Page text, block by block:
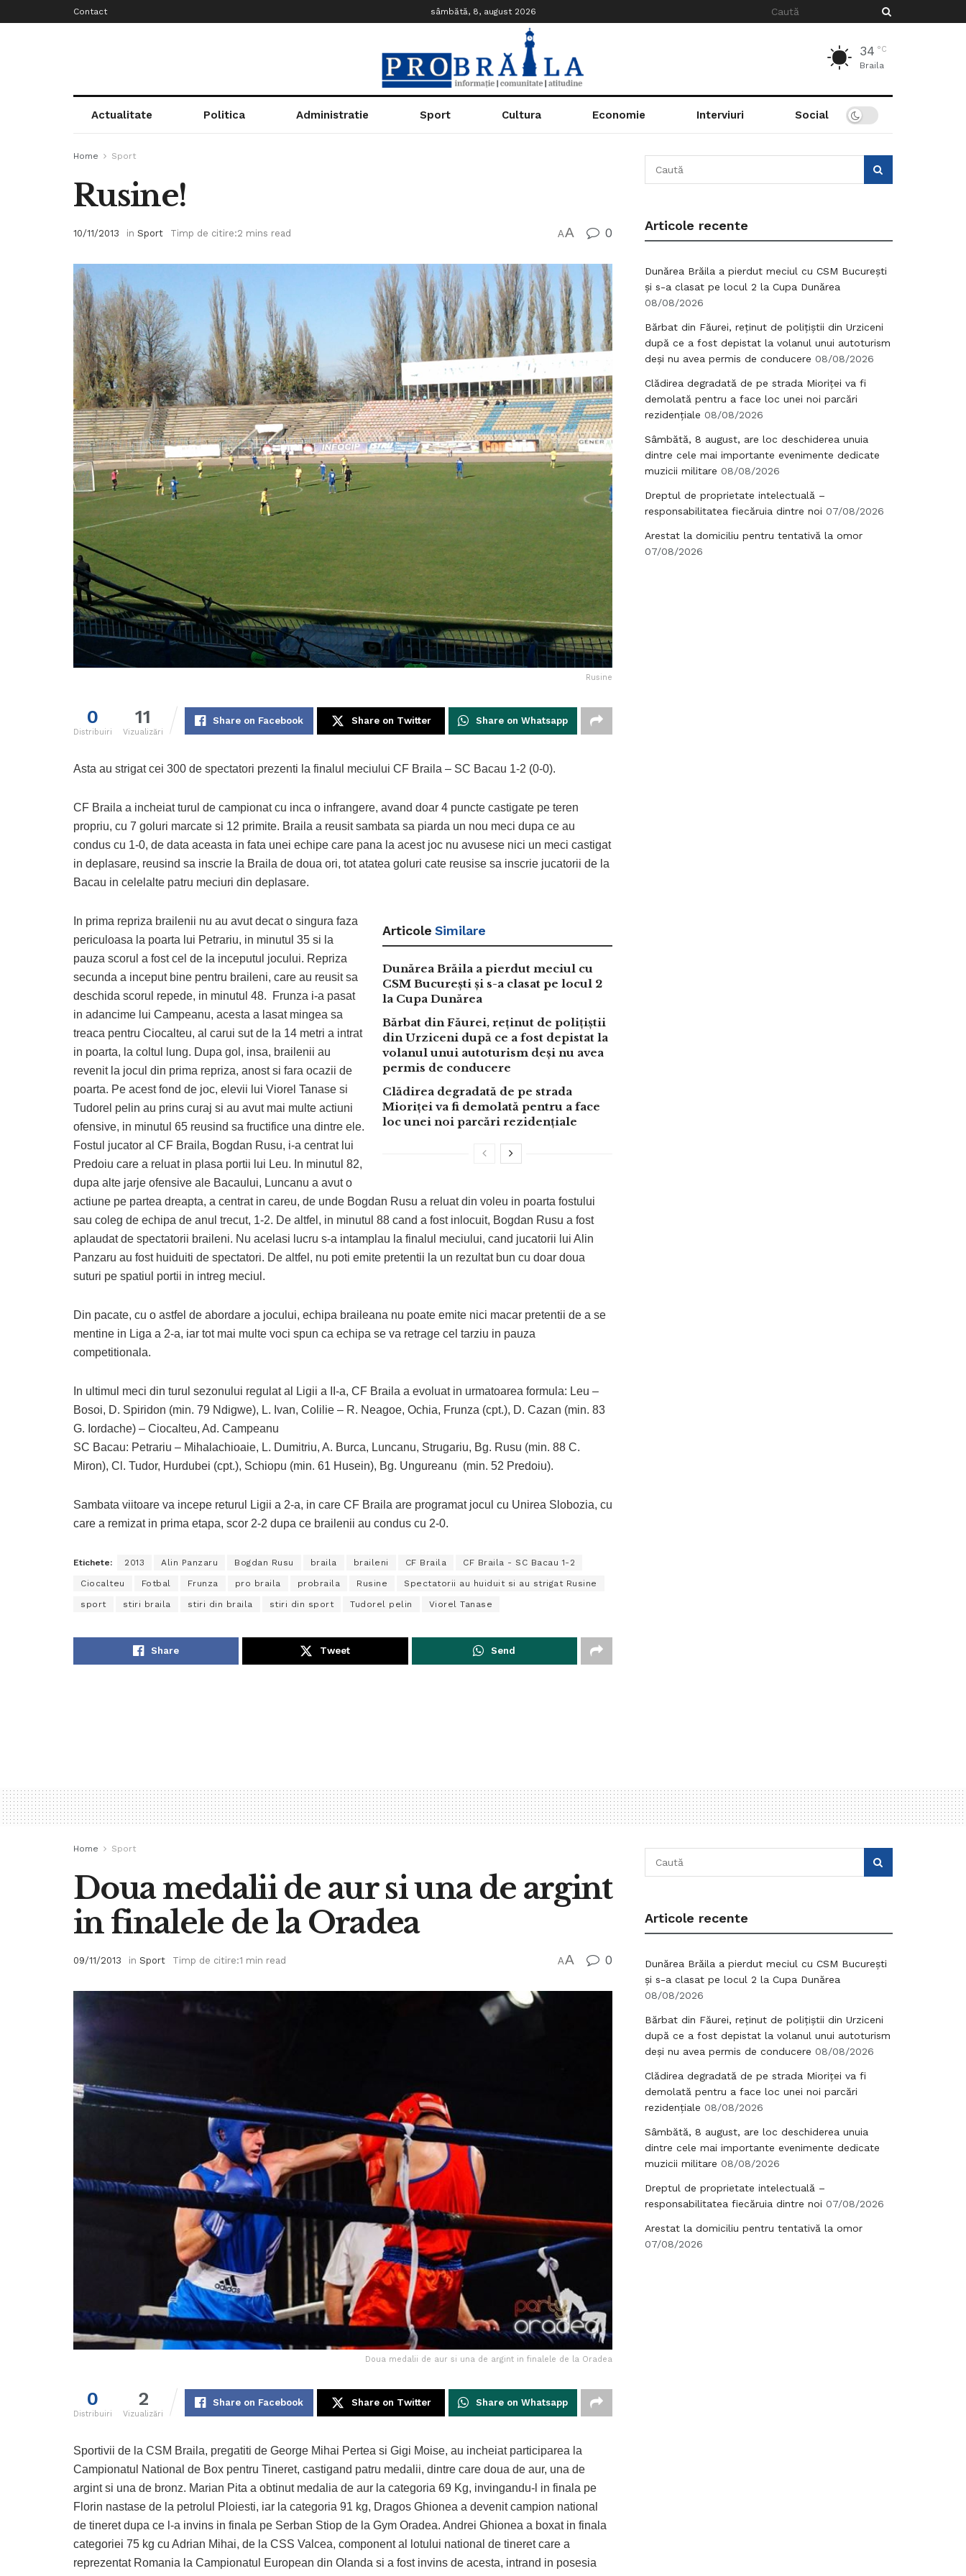
Contact sâmbătă, 8, august 2026
34 °C
Braila
Actualitate Politica Administratie Sport Cultura Economie Interviuri Social
Home Sport
Rusine!
10/11/2013 in Sport Timp de citire:2 mins read AA 0
Rusine
0
Distribuiri
11
Vizualizări
Share on Facebook Share on Twitter Share on Whatsapp
Asta au strigat cei 300 de spectatori prezenti la finalul meciului CF Braila – SC Bacau 1-2 (0-0).
CF Braila a incheiat turul de campionat cu inca o infrangere, avand doar 4 puncte castigate pe teren
propriu, cu 7 goluri marcate si 12 primite. Braila a reusit sambata sa piarda un nou meci dupa ce au
condus cu 1-0, de data aceasta in fata unei echipe care pana la acest joc nu avusese nici un meci castigat
in deplasare, reusind sa inscrie la Braila de doua ori, tot atatea goluri cate reusise sa inscrie jucatorii de la
Bacau in celelalte patru meciuri din deplasare.
Articole Similare
Dunărea Brăila a pierdut meciul cu
CSM București și s-a clasat pe locul 2
la Cupa Dunărea
Bărbat din Făurei, reținut de polițiștii
din Urziceni după ce a fost depistat la
volanul unui autoturism deși nu avea
permis de conducere
Clădirea degradată de pe strada
Mioriței va fi demolată pentru a face
loc unei noi parcări rezidențiale
In prima repriza brailenii nu au avut decat o singura faza
periculoasa la poarta lui Petrariu, in minutul 35 si la
pauza scorul a fost cel de la inceputul jocului. Repriza
secunda a inceput bine pentru braileni, care au reusit sa
deschida scorul repede, in minutul 48. Frunza i-a pasat
in adancime lui Campeanu, acesta a lasat mingea sa
treaca pentru Ciocalteu, al carui sut de la 14 metri a intrat
in poarta, la coltul lung. Dupa gol, insa, brailenii au
revenit la jocul din prima repriza, anost si fara ocazii de
poarta. Pe acest fond de joc, elevii lui Viorel Tanase si
Tudorel pelin au prins curaj si au avut mai multe actiuni
ofensive, in minutul 65 reusind sa fructifice una dintre ele.
Fostul jucator al CF Braila, Bogdan Rusu, i-a centrat lui
Predoiu care a reluat in plasa portii lui Leu. In minutul 82,
dupa alte jarje ofensive ale Bacaului, Luncanu a avut o
actiune pe partea dreapta, a centrat in careu, de unde Bogdan Rusu a reluat din voleu in poarta fostului
sau coleg de echipa de anul trecut, 1-2. De altfel, in minutul 88 cand a fost inlocuit, Bogdan Rusu a fost
aplaudat de spectatorii braileni. Nu acelasi lucru s-a intamplau la finalul meciului, cand jucatorii lui Alin
Panzaru au fost huiduiti de spectatori. De altfel, nu poti emite pretentii la un rezultat bun cu doar doua
suturi pe spatiul portii in intreg meciul.
Din pacate, cu o astfel de abordare a jocului, echipa braileana nu poate emite nici macar pretentii de a se
mentine in Liga a 2-a, iar tot mai multe voci spun ca echipa se va retrage cel tarziu in pauza
competitionala.
In ultimul meci din turul sezonului regulat al Ligii a II-a, CF Braila a evoluat in urmatoarea formula: Leu –
Bosoi, D. Spiridon (min. 79 Ndigwe), L. Ivan, Colilie – R. Neagoe, Ochia, Frunza (cpt.), D. Cazan (min. 83
G. Iordache) – Ciocalteu, Ad. Campeanu
SC Bacau: Petrariu – Mihalachioaie, L. Dumitriu, A. Burca, Luncanu, Strugariu, Bg. Rusu (min. 88 C.
Miron), Cl. Tudor, Hurdubei (cpt.), Schiopu (min. 61 Husein), Bg. Ungureanu (min. 52 Predoiu).
Sambata viitoare va incepe returul Ligii a 2-a, in care CF Braila are programat jocul cu Unirea Slobozia, cu
care a remizat in prima etapa, scor 2-2 dupa ce brailenii au condus cu 2-0.
Etichete: 2013 Alin Panzaru Bogdan Rusu braila braileni CF Braila CF Braila - SC Bacau 1-2
Ciocalteu Fotbal Frunza pro braila probraila Rusine Spectatorii au huiduit si au strigat Rusine
sport stiri braila stiri din braila stiri din sport Tudorel pelin Viorel Tanase
Share Tweet Send
Articole recente
Dunărea Brăila a pierdut meciul cu CSM București
și s-a clasat pe locul 2 la Cupa Dunărea
08/08/2026
Bărbat din Făurei, reținut de polițiștii din Urziceni
după ce a fost depistat la volanul unui autoturism
deși nu avea permis de conducere 08/08/2026
Clădirea degradată de pe strada Mioriței va fi
demolată pentru a face loc unei noi parcări
rezidențiale 08/08/2026
Sâmbătă, 8 august, are loc deschiderea unuia
dintre cele mai importante evenimente dedicate
muzicii militare 08/08/2026
Dreptul de proprietate intelectuală –
responsabilitatea fiecăruia dintre noi 07/08/2026
Arestat la domiciliu pentru tentativă la omor
07/08/2026
Home Sport
Doua medalii de aur si una de argint
in finalele de la Oradea
09/11/2013 in Sport Timp de citire:1 min read AA 0
Doua medalii de aur si una de argint in finalele de la Oradea
0
Distribuiri
2
Vizualizări
Share on Facebook Share on Twitter Share on Whatsapp
Sportivii de la CSM Braila, pregatiti de George Mihai Pertea si Gigi Moise, au incheiat participarea la
Campionatul National de Box pentru Tineret, castigand patru medalii, dintre care doua de aur, una de
argint si una de bronz. Marian Pita a obtinut medalia de aur la categoria 69 Kg, invingandu-l in finala pe
Florin nastase de la petrolul Ploiesti, iar la categoria 91 kg, Dragos Ghionea a devenit campion national
de tineret dupa ce l-a invins in finala pe Serban Stiop de la Gym Oradea. Andrei Ghionea a boxat in finala
categoriei 75 kg cu Adrian Mihai, de la CSS Valcea, component al lotului national de tineret care a
reprezentat Romania la Campionatul European din Olanda si a fost invins de acesta, intrand in posesia
Articole recente
Dunărea Brăila a pierdut meciul cu CSM București
și s-a clasat pe locul 2 la Cupa Dunărea
08/08/2026
Bărbat din Făurei, reținut de polițiștii din Urziceni
după ce a fost depistat la volanul unui autoturism
deși nu avea permis de conducere 08/08/2026
Clădirea degradată de pe strada Mioriței va fi
demolată pentru a face loc unei noi parcări
rezidențiale 08/08/2026
Sâmbătă, 8 august, are loc deschiderea unuia
dintre cele mai importante evenimente dedicate
muzicii militare 08/08/2026
Dreptul de proprietate intelectuală –
responsabilitatea fiecăruia dintre noi 07/08/2026
Arestat la domiciliu pentru tentativă la omor
07/08/2026